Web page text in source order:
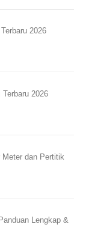
2026
2026
Meter dan Pertitik
Lengkap &